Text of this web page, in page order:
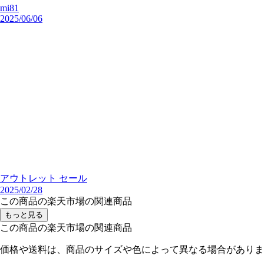
mi81
2025/06/06
アウトレット セール
2025/02/28
この商品の楽天市場の関連商品
もっと見る
この商品の楽天市場の関連商品
価格や送料は、商品のサイズや色によって異なる場合がありま